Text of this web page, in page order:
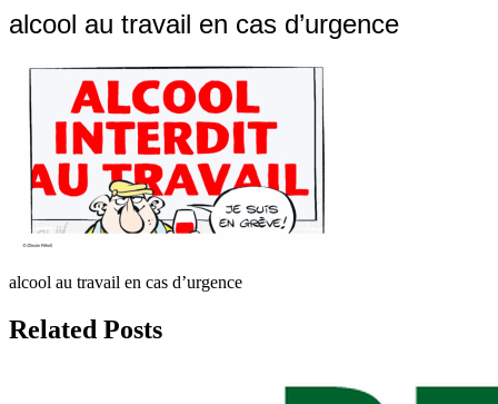
alcool au travail en cas d’urgence
alcool au travail en cas d’urgence
Related Posts